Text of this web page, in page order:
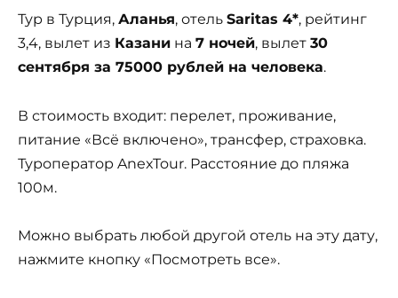
Тур в Турция, Аланья, отель Saritas 4*, рейтинг
3,4, вылет из Казани на 7 ночей, вылет 30
сентября за 75000 рублей на человека.
В стоимость входит: перелет, проживание,
питание «Всё включено», трансфер, страховка.
Туроператор AnexTour. Расстояние до пляжа
100м.
Можно выбрать любой другой отель на эту дату,
нажмите кнопку «Посмотреть все».